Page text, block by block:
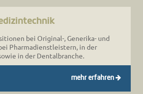
bei Original-, Generika- und
Pharmadienstleistern, in der
in der Dentalbranche.
mehr erfahren